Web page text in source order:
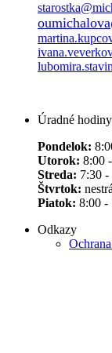
Úradné hodiny
Pondelok:
Utorok: 8:00
Streda: 7:30 -
Štvrtok:
Piatok: 8:00 -
Odkazy